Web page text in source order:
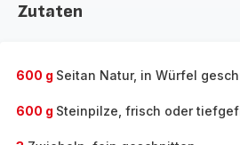
Zutaten
600 g Seitan Natur, in Würfel
600 g Steinpilze, frisch oder